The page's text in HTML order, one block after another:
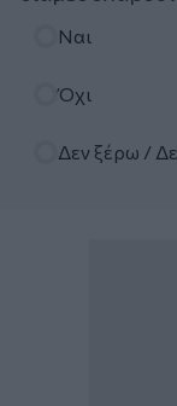
Ναι
Όχι
Δεν ξέρω /